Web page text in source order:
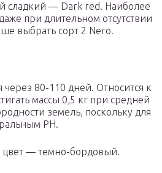
сладкий — Dark red. Наиболее
при длительном отсутствии
выбрать сорт 2 Nero.
80-110 дней. Относится к
массы 0,5 кг при средней
земель, поскольку для
РН.
цвет — темно-бордовый.